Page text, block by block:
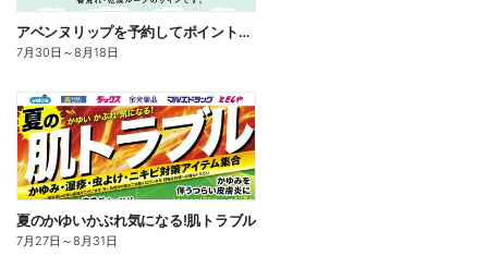
アベンヌリップを予約してポイントゲット!
7月30日 ～8月18日
夏のかゆいかぶれ気になる!肌トラブル
7月27日 ～8月31日